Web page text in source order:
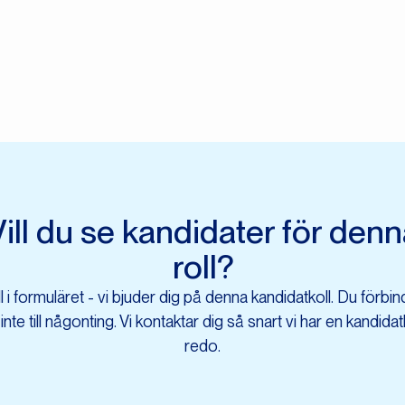
du se kandidater för
roll?
i formuläret - vi bjuder dig på denna kandidatkoll. Du
till någonting. Vi kontaktar dig så snart vi har en
redo.